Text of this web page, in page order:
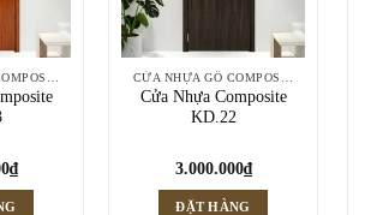
₫
Cửa Nhựa Composite
KD.22
3.000.000₫
ĐẶT HÀNG